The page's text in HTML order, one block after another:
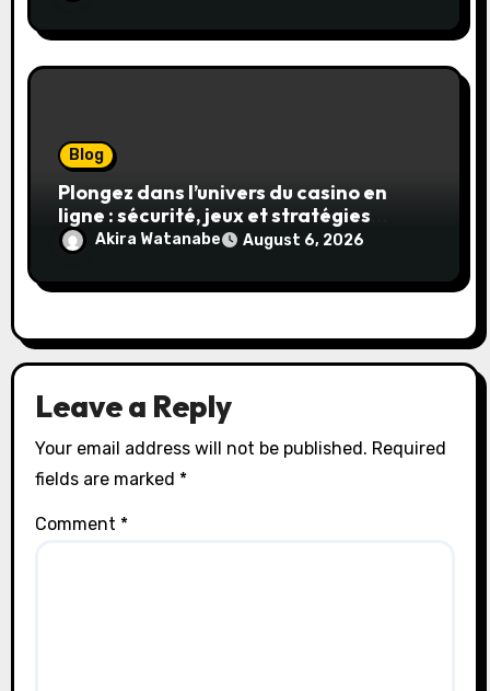
Blog
Plongez dans l’univers du casino en
ligne : sécurité, jeux et stratégies
gagnantes
Akira Watanabe August 6, 2026
Leave a Reply
Your email address will not be published. Required
fields are marked *
Comment *